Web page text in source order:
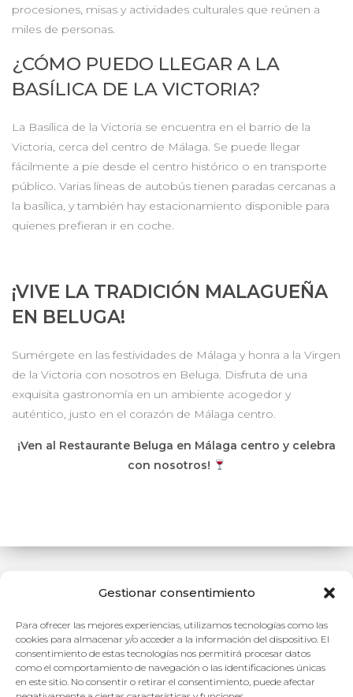
Gestionar consentimiento
Para ofrecer las mejores experiencias, utilizamos tecnologías como las
cookies para almacenar y/o acceder a la información del dispositivo. El
consentimiento de estas tecnologías nos permitirá procesar datos
como el comportamiento de navegación o las identificaciones únicas
en este sitio. No consentir o retirar el consentimiento, puede afectar
procesiones, misas y actividades culturales que reúnen a
miles de personas.
¿CÓMO PUEDO LLEGAR A LA
BASÍLICA DE LA VICTORIA?
La Basílica de la Victoria se encuentra en el barrio de la
Victoria, cerca del centro de Málaga. Se puede llegar
fácilmente a pie desde el centro histórico o en transporte
público. Varias líneas de autobús tienen paradas cercanas a
la basílica, y también hay estacionamiento disponible para
quienes prefieran ir en coche.
¡VIVE LA TRADICIÓN MALAGUEÑA
EN BELUGA!
Sumérgete en las festividades de Málaga y honra a la Virgen
de la Victoria con nosotros en Beluga. Disfruta de una
exquisita gastronomía en un ambiente acogedor y
auténtico, justo en el corazón de Málaga centro.
¡Ven al Restaurante Beluga en Málaga centro y celebra
con nosotros!
Sentado Siente sus Fondos / Vive su Frescura
Es gentileza de Diego René